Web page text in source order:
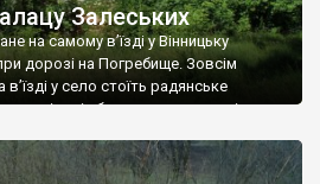
Залеських
на самому в’їзді у Вінницьку
дорозі на Погребище. Зовсім
у село стоїть радянське
жінку і яблуню, а трохи далі, десь
колії у траві – […]